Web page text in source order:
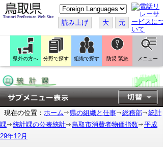
こ
の
ペ
ー
ジ
翻
訳
す
読み上げ 大 元
県外の方へ 分野で探す 組織で探す 防災 緊急 メニュー
現在の位置： ホーム 県の組織と仕事 総務部
統計
課
統計課の公表統計 鳥取市消費者物価指数
平成
29年12月